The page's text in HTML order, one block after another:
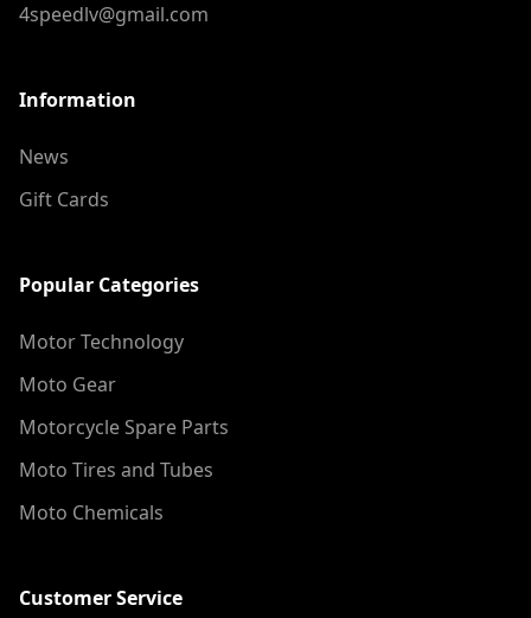
4speedlv@gmail.com
Information
News
Gift Cards
Popular Categories
Motor Technology
Moto Gear
Motorcycle Spare Parts
Moto Tires and Tubes
Moto Chemicals
Customer Service